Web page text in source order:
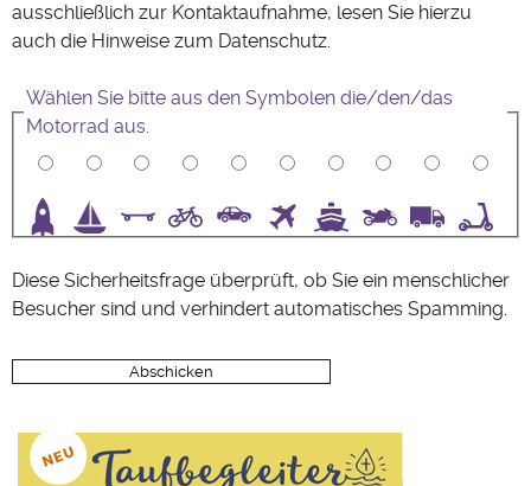
ausschließlich zur Kontaktaufnahme, lesen Sie hierzu
auch die Hinweise zum Datenschutz.
Wählen Sie bitte aus den Symbolen die/den/das
Motorrad aus.
Diese Sicherheitsfrage überprüft, ob Sie ein menschlicher
Besucher sind und verhindert automatisches Spamming.